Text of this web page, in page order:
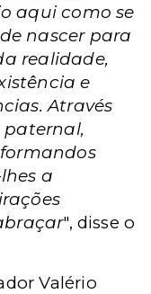
aqui como se
nascer para
realidade,
e
Através
paternal,
a
", disse o
Valério